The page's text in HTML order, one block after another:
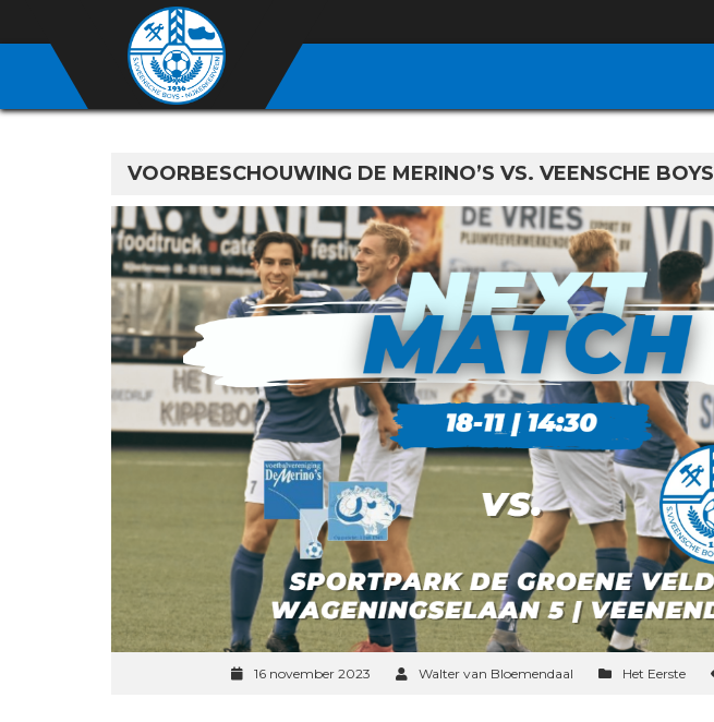
VOORBESCHOUWING DE MERINO’S VS. VEENSCHE BOYS
16 november 2023 Walter van Bloemendaal Het Eerste